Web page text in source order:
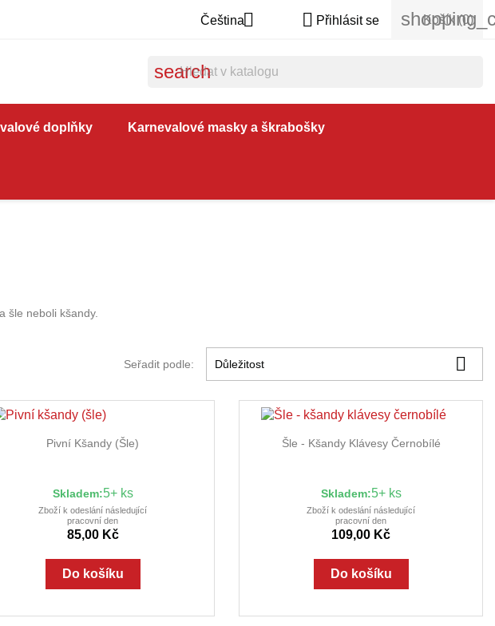
Čeština  Přihlásit se Košík (0)
search
doplňky Karnevalové masky a škrabošky
šle neboli kšandy.
Seřadit podle: Důležitost 
 Rychlý náhled
Pivní Kšandy (šle)
Skladem:5+ ks
Zboží k odeslání následující
pracovní den
85,00 Kč
Do košíku
 Rychlý náhled
Šle - Kšandy Klávesy Černobílé
Skladem:5+ ks
Zboží k odeslání následující
pracovní den
109,00 Kč
Do košíku